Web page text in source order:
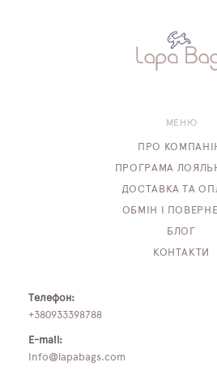
МЕНЮ
ПРО
ПРОГРАМА
ДОСТАВКА ТА
ОБМІН І
БЛОГ
КОНТАКТИ
Телефон:
+380933398788
E-mail:
info@lapabags.com